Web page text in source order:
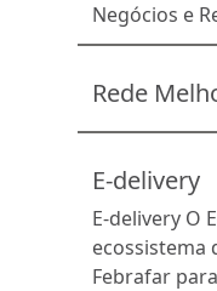
na
das pessoas
empresas
Negócios e
Promove a
parceiros,
do
Rede
E-delivery
E-delivery O
ecossistema
Febrafar